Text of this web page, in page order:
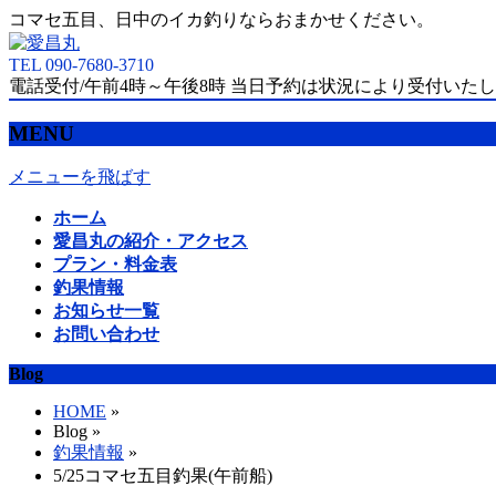
コマセ五目、日中のイカ釣りならおまかせください。
TEL 090-7680-3710
電話受付/午前4時～午後8時 当日予約は状況により受付いた
MENU
メニューを飛ばす
ホーム
愛昌丸の紹介・アクセス
プラン・料金表
釣果情報
お知らせ一覧
お問い合わせ
Blog
HOME »
Blog »
釣果情報 »
5/25コマセ五目釣果(午前船)